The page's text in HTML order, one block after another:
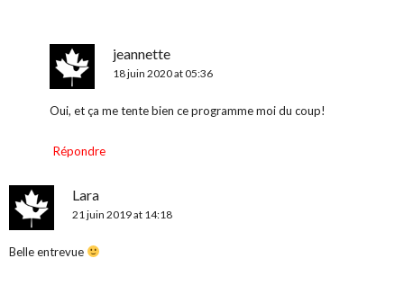
jeannette
18 juin 2020 at 05:36
Oui, et ça me tente bien ce programme moi du coup!
Répondre
Lara
21 juin 2019 at 14:18
Belle entrevue